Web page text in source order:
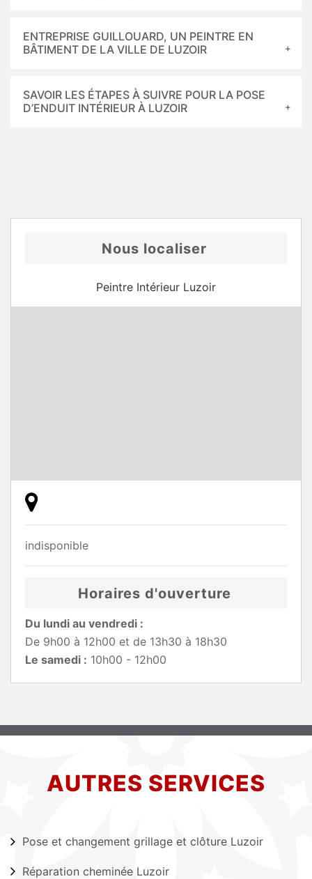
ENTREPRISE GUILLOUARD, UN PEINTRE EN
BÂTIMENT DE LA VILLE DE LUZOIR
SAVOIR LES ÉTAPES À SUIVRE POUR LA POSE
D’ENDUIT INTÉRIEUR À LUZOIR
Nous localiser
Peintre Intérieur Luzoir
indisponible
Horaires d'ouverture
Du lundi au vendredi :
De 9h00 à 12h00 et de 13h30 à 18h30
Le samedi : 10h00 - 12h00
AUTRES SERVICES
Pose et changement grillage et clôture Luzoir
Réparation cheminée Luzoir